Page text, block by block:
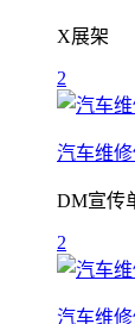
X展架
2
汽车维
DM宣传
2
汽车维